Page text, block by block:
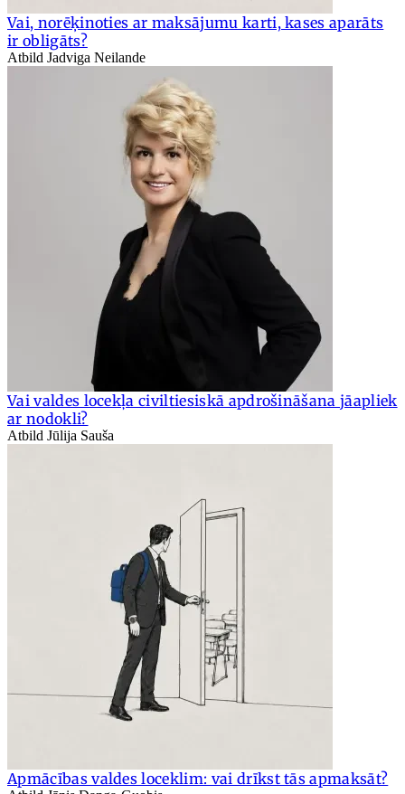
Vai, norēķinoties ar maksājumu karti, kases aparāts
ir obligāts?
Atbild Jadviga Neilande
Vai valdes locekļa civiltiesiskā apdrošināšana jāapliek
ar nodokli?
Atbild Jūlija Sauša
Apmācības valdes loceklim: vai drīkst tās apmaksāt?